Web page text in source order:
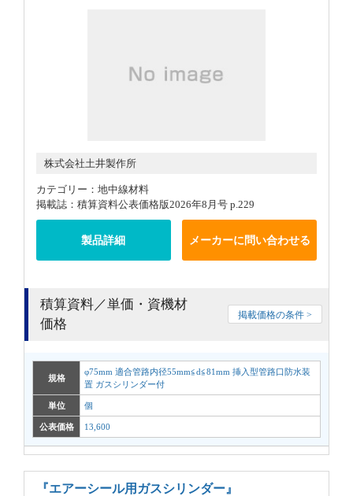
株式会社土井製作所
カテゴリー：地中線材料
掲載誌：積算資料公表価格版2026年8月号 p.229
製品詳細 メーカーに問い合わせる
積算資料／単価・資機材
価格
掲載価格の条件 >
規格
φ75mm 適合管路内径55mm≦d≦81mm 挿入型管路口防水装
置 ガスシリンダー付
単位 個
公表価格 13,600
『エアーシール用ガスシリンダー』